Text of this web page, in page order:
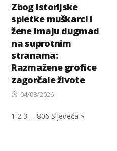
Zbog istorijske
spletke muškarci i
žene imaju dugmad
na suprotnim
stranama:
Razmažene grofice
zagorčale živote
Posted
04/08/2026
1 2 3 … 806 Sljedeća »